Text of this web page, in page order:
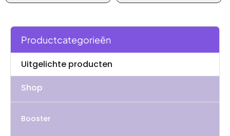
Productcategorieën
Uitgelichte producten
Shop
Booster